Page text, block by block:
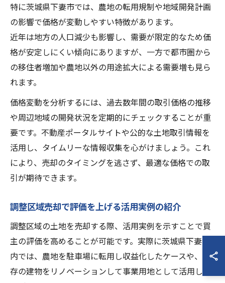
特に茨城県下妻市では、農地の転用規制や地域開発計画
の影響で価格が変動しやすい特徴があります。
近年は地方の人口減少も影響し、需要が限定的なため価
格が安定しにくい傾向にありますが、一方で都市圏から
の移住者増加や農地以外の用途拡大による需要増も見ら
れます。
価格変動を分析するには、過去数年間の取引価格の推移
や周辺地域の開発状況を定期的にチェックすることが重
要です。不動産ポータルサイトや公的な土地取引情報を
活用し、タイムリーな情報収集を心がけましょう。これ
により、売却のタイミングを逃さず、最適な価格での取
引が期待できます。
調整区域売却で評価を上げる活用実例の紹介
調整区域の土地を売却する際、活用実例を示すことで買
主の評価を高めることが可能です。実際に茨城県下妻市
内では、農地を駐車場に転用し収益化したケースや、既
存の建物をリノベーションして事業用地として活用した